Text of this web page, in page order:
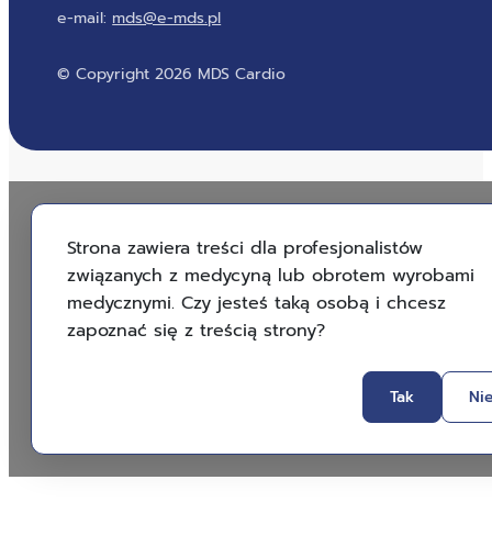
e-mail:mds@e-mds.pl
© Copyright 2026 MDS Cardio
Strona zawiera treści dla profesjonalistów
związanych z medycyną lub obrotem wyrobami
medycznymi. Czy jesteś taką osobą i chcesz
zapoznać się z treścią strony?
Tak